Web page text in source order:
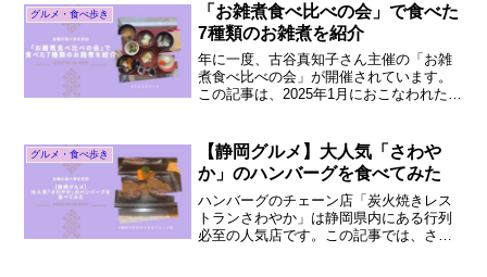
グルメ・食べ歩き
「お雑煮食べ比べの会」で食べた
7種類のお雑煮を紹介
年に一度、古谷真知子さん主催の「お雑
煮食べ比べの会」が開催されています。
この記事は、2025年1月におこなわれた会
す。
グルメ・食べ歩き
【静岡グルメ】大人気「さわや
か」のハンバーグを食べてみた
ハンバーグのチェーン店「炭火焼きレス
トランさわやか」は静岡県内にある行列
必至の人気店です。この記事では、さわ